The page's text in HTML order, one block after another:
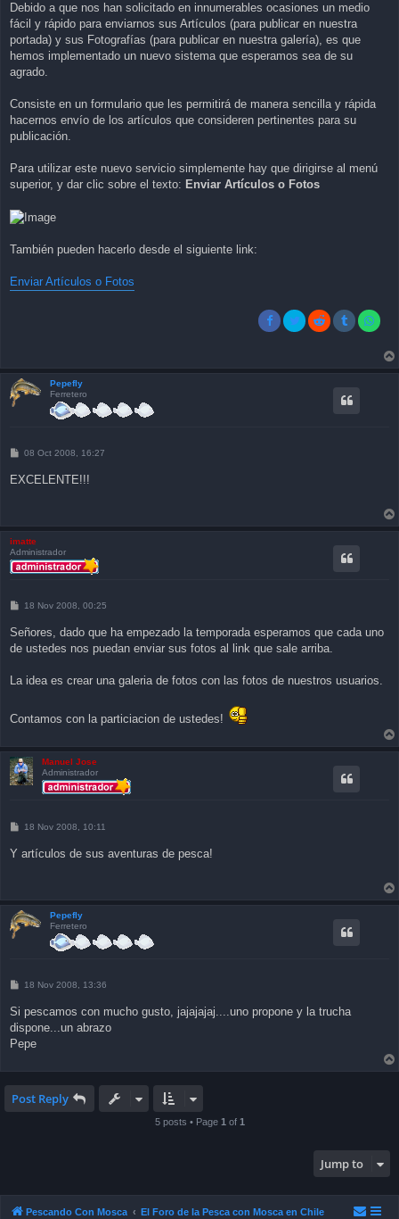
Debido a que nos han solicitado en innumerables ocasiones un medio
fácil y rápido para enviarnos sus Artículos (para publicar en nuestra
portada) y sus Fotografías (para publicar en nuestra galería), es que
hemos implementado un nuevo sistema que esperamos sea de su
agrado.
Consiste en un formulario que les permitirá de manera sencilla y rápida
hacernos envío de los artículos que consideren pertinentes para su
publicación.
Para utilizar este nuevo servicio simplemente hay que dirigirse al menú
superior, y dar clic sobre el texto: Enviar Artículos o Fotos
También pueden hacerlo desde el siguiente link:
Enviar Artículos o Fotos
Pepefly
Ferretero
P
s
t
08 Oct 2008, 16:27
EXCELENTE!!!
imatte
Administrador
P
t
18 Nov 2008, 00:25
Señores, dado que ha empezado la temporada esperamos que cada uno
de ustedes nos puedan enviar sus fotos al link que sale arriba.
La idea es crear una galeria de fotos con las fotos de nuestros usuarios.
Contamos con la particiacion de ustedes!
Manuel Jose
Administrador
P
t
18 Nov 2008, 10:11
Y artículos de sus aventuras de pesca!
Pepefly
Ferretero
P18 Nov 2008, 13:36
Si pescamos con mucho gusto, jajajajaj....uno propone y la trucha
dispone...un abrazo
Pepe
Post Reply
5 posts • Page 1 of 1
Jump to
Pescando Con Mosca El Foro de la Pesca con Mosca en Chile